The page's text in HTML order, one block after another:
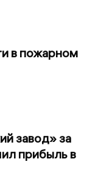
в пожарном
завод» за
прибыль в